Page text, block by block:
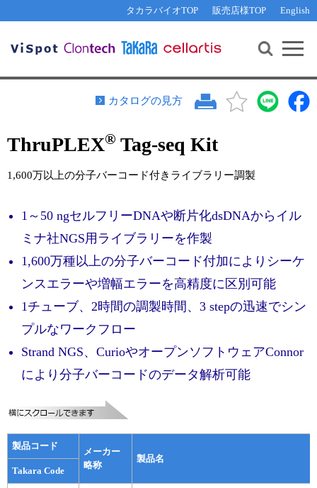
タカラバイオTOP 販売店様TOP English
機能解析・サイレンシング
PCR・等温増幅
リアルタイムPCR（qPCR）
サンプル請求
テクニカルサポートライン
その他 ライセンスに関するご相談
遺伝子組換え生物該当製品
研究支援ツール
Cut-Site Navigator 制限酵素切断サイトの検索
In-Fusion Cloning プライマー設計
抗体検索サイト
リアルタイムPCR （インターカレーター法）
リアルタイムPCR（プローブ法）
機器ソフトウェア・ベクター配列ダウンロード
ラーニングセンター
実験ガイド
リアルタイムPCR実験ガイド
遺伝子検査ガイド（食品・水質・家畜他）
NGSポータルサイト
幹細胞・再生医療研究ガイド
クローニング実験ガイド
お問い合わせ WEB会員登録
カタログの見方
ThruPLEX® Tag-seq Kit
1,600万以上の分子バーコード付きライブラリー調製
1～50 ngセルフリーDNAや断片化dsDNAからイル
ミナ社NGS用ライブラリーを作製
1,600万種以上の分子バーコード付加によりシーケ
ンスエラーや増幅エラーを高精度に区別可能
1チューブ、2時間の調製時間、3 stepの迅速でシン
プルなワークフロー
Strand NGS、CurioやオープンソフトウェアConnor
により分子バーコードのデータ解析可能
製品コード
メーカー
略称
製品名
Takara Code